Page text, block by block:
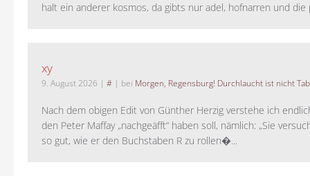
halt ein anderer kosmos, da gibts nur adel, hofnarren und die
xy
9. August 2026 | # | bei Morgen, Regensburg! Durchlaucht ist nicht
Nach dem obigen Edit von Günther Herzig verstehe ich
den Peter Maffay „nachgeäfft“ haben soll, nämlich: „Sie
so gut, wie er den Buchstaben R zu rollen�...